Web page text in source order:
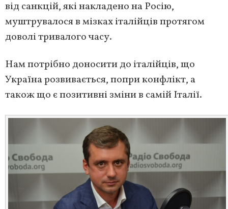
від санкцій, які накладено на Росію,
муштрувалося в мізках італійців протягом
доволі тривалого часу.
Нам потрібно доносити до італійців, що
Україна розвивається, попри конфлікт, а
також що є позитивні зміни в самій Італії.